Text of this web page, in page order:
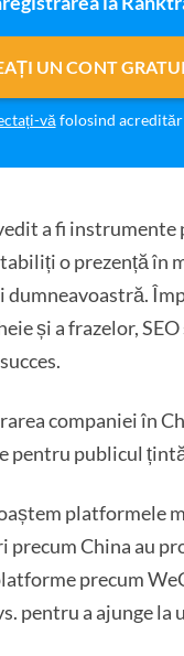
UN CONT
vă folosind
a fi instrumente
o prezență în
dumneavoastră.
și a frazelor, SEO
companiei în
pentru publicul
platformele
precum China au
precum
pentru a ajunge la